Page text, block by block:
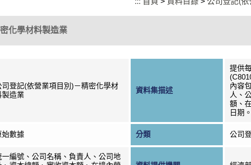
化學材料製造業
司登記(依營業項目別)－精密化學材
製造業
資料集描述
提供
內容
人、
額、
日期。
始數據 分類 公司
一編號、公司名稱、負責人、公司地